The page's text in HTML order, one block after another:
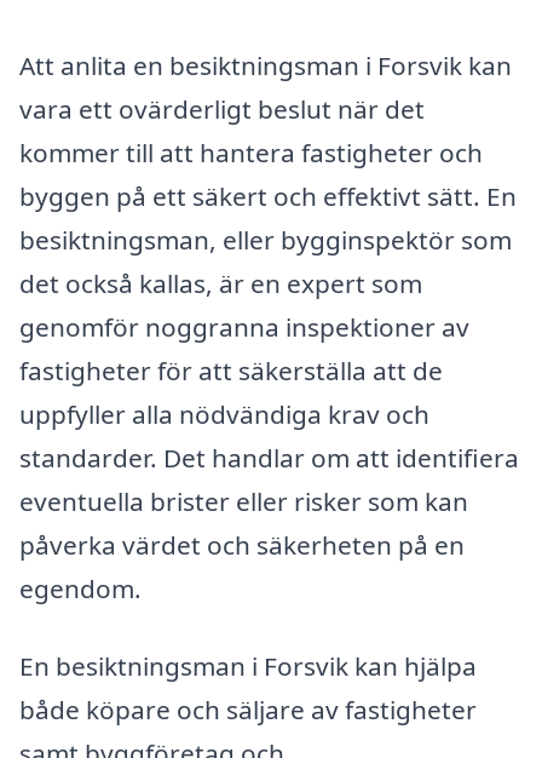
Att anlita en besiktningsman i Forsvik kan
vara ett ovärderligt beslut när det
kommer till att hantera fastigheter och
byggen på ett säkert och effektivt sätt. En
besiktningsman, eller bygginspektör som
det också kallas, är en expert som
genomför noggranna inspektioner av
fastigheter för att säkerställa att de
uppfyller alla nödvändiga krav och
standarder. Det handlar om att identifiera
eventuella brister eller risker som kan
påverka värdet och säkerheten på en
egendom.
En besiktningsman i Forsvik kan hjälpa
både köpare och säljare av fastigheter